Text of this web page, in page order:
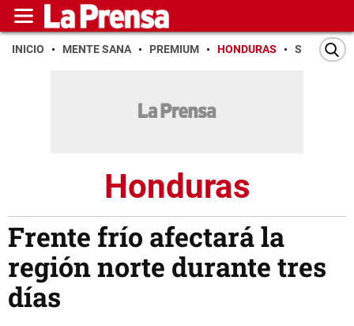
INICIO MENTE SANA PREMIUM HONDURAS SAN PEDRO
Honduras
Frente frío afectará la
región norte durante tres
días